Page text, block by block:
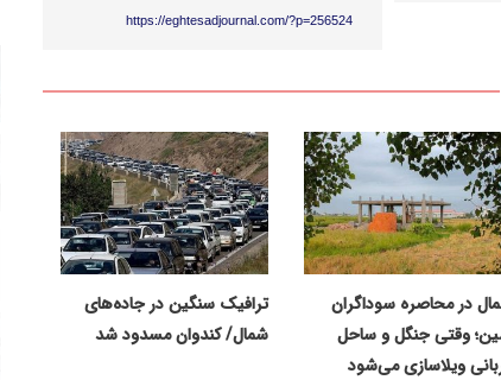
https://eghtesadjournal.com/?p=256524
در محاصره سوداگران
وقتی جنگل و ساحل
ویلاسازی می‌شود
ترافیک سنگین در جاده‌های
شمال/ کندوان مسدود شد